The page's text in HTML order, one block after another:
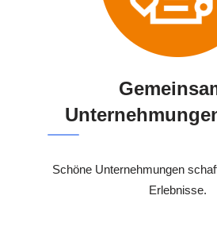
Schöne Unternehmungen
Erlebnisse.